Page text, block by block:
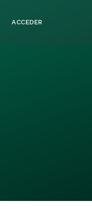
ACCEDER